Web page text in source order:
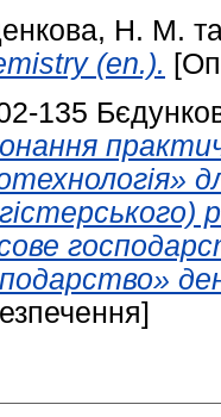
Н. М.
(en.).
135